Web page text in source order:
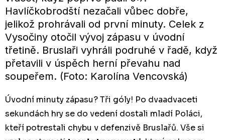
Havlíčkobrodští nezačali vůbec dobře,
jelikož prohrávali od první minuty. Celek z
Vysočiny otočil vývoj zápasu v úvodní
třetině. Bruslaři vyhráli podruhé v řadě, když
přetavili v úspěch herní převahu nad
soupeřem. (Foto: Karolína Vencovská)
Úvodní minuty zápasu? Tři góly! Po dvaadvaceti
sekundách hry se do vedení dostali mladí Poláci,
kteří potrestali chybu v defenzivě Bruslařů. Vše si